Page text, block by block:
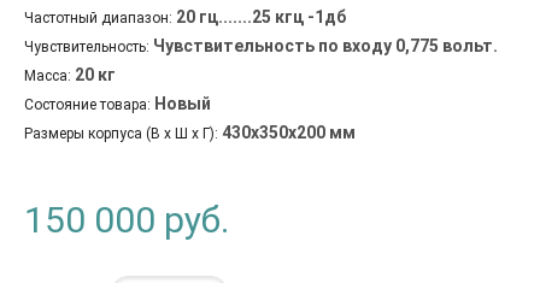
Частотный диапазон: 20 гц.......25 кгц -1дб
Чувствительность: Чувствительность по входу 0,775 вольт.
Масса: 20 кг
Состояние товара: Новый
Размеры корпуса (В х Ш х Г): 430x350x200 мм
150 000 руб.